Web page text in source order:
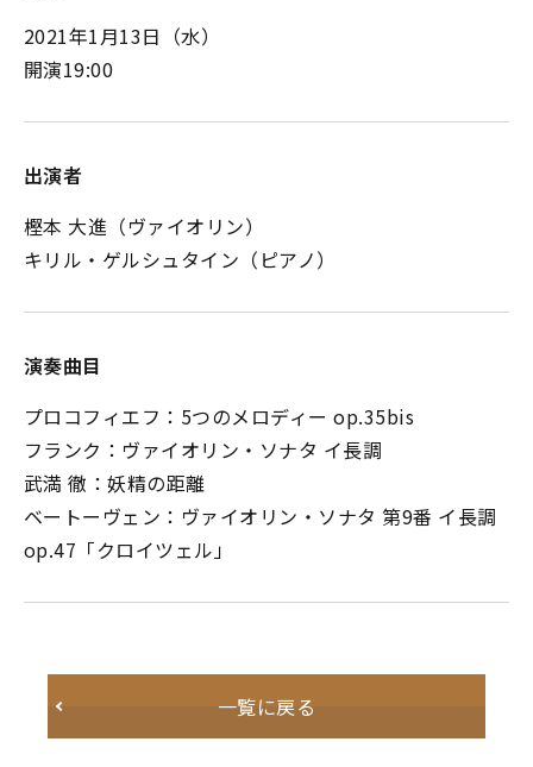
2021年1月13日（水）
開演19:00
出演者
樫本 大進（ヴァイオリン）
キリル・ゲルシュタイン（ピアノ）
演奏曲目
プロコフィエフ：5つのメロディー op.35bis
フランク：ヴァイオリン・ソナタ イ長調
武満 徹：妖精の距離
ベートーヴェン：ヴァイオリン・ソナタ 第9番 イ長調
op.47「クロイツェル」
一覧に戻る